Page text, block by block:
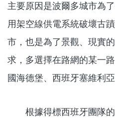
主要原因是波爾多城市為
用架空線供電系統破壞古
市，也是為了景觀、現實
求，多選擇在路網的某一
國海德堡、西班牙塞維利
根據得標西班牙團隊的